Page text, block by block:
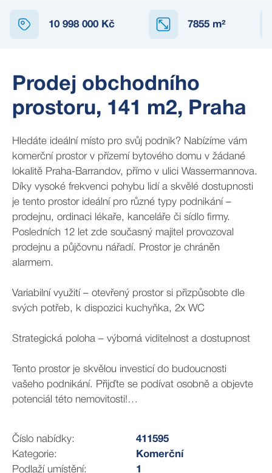
10 998 000 Kč 7855 m²
Prodej obchodního
prostoru, 141 m2, Praha
Hledáte ideální místo pro svůj podnik? Nabízíme vám
komerční prostor v přízemí bytového domu v žádané
lokalitě Praha-Barrandov, přímo v ulici Wassermannova.
Díky vysoké frekvenci pohybu lidí a skvělé dostupnosti
je tento prostor ideální pro různé typy podnikání –
prodejnu, ordinaci lékaře, kanceláře či sídlo firmy.
Posledních 12 let zde současný majitel provozoval
prodejnu a půjčovnu nářadí. Prostor je chráněn
alarmem.
Variabilní využití – otevřený prostor si přizpůsobte dle
svých potřeb, k dispozici kuchyňka, 2x WC
Strategická poloha – výborná viditelnost a dostupnost
Tento prostor je skvělou investicí do budoucnosti
vašeho podnikání. Přijďte se podívat osobně a objevte
potenciál této nemovitosti!
Pro více informací a domluvení prohlídky mě neváhejte
kontaktovat.
Číslo nabídky:
411595
Kategorie:
Komerční
Podlaží umístění:
1